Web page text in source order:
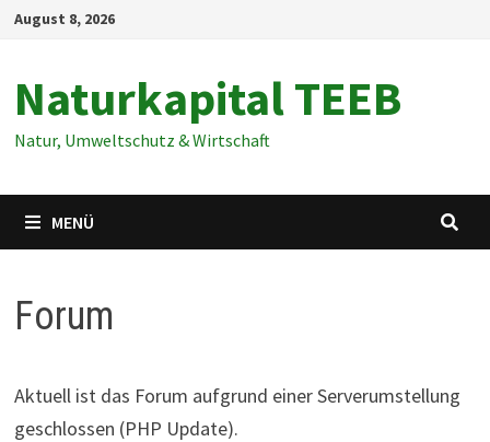
Zum
August 8, 2026
Naturkapital TEEB
Natur, Umweltschutz & Wirtschaft
MENÜ
Forum
Aktuell ist das Forum aufgrund einer Serverumstellung
geschlossen (PHP Update).